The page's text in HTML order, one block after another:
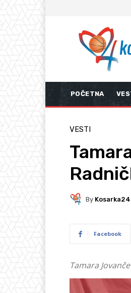
POČETNA
VESTI
By Kosarka24
Facebook
Tamara